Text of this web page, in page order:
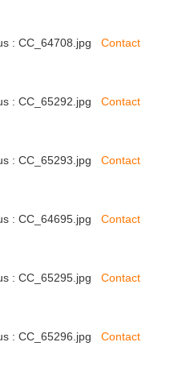
: CC_64708.jpg Contact
: CC_65292.jpg Contact
: CC_65293.jpg Contact
: CC_64695.jpg Contact
: CC_65295.jpg Contact
: CC_65296.jpg Contact